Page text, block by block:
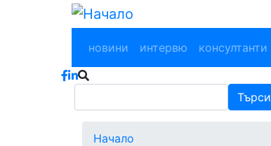
Main navigation
новини интервю консултанти
Търси
Начало